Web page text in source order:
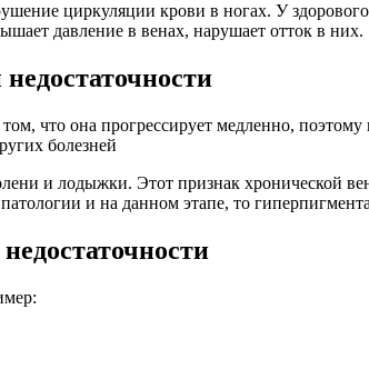
циркуляции крови в ногах. У
давление в венах, нарушает отток в них.
что она прогрессирует медленно,
болезней
и лодыжки. Этот признак хронической
и на данном этапе, то